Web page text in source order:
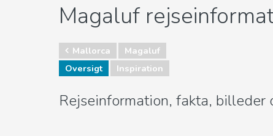
Magaluf
Mallorca
Magaluf
Oversigt
Inspiration
Rejseinformation, fakta, billeder